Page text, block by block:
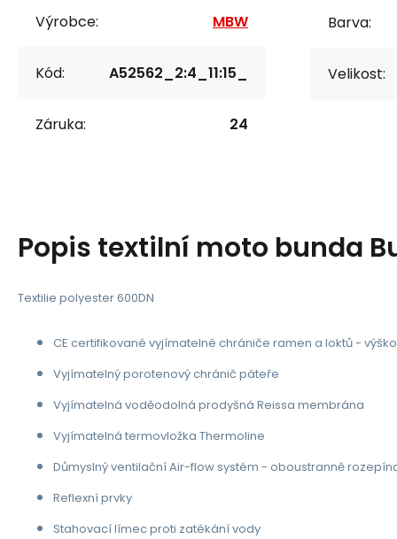
Výrobce: MBW
Kód: A52562_2:4_11:15_
Záruka: 24
Barva:
Velikost:
Popis textilní moto bunda
Textilie polyester 600DN
CE certifikované vyjímatelné chrániče ramen a loktů -
Vyjímatelný porotenový chránič páteře
Vyjímatelná voděodolná prodyšná Reissa membrána
Vyjímatelná termovložka Thermoline
Důmyslný ventilační Air-flow systém - oboustranně
Reflexní prvky
Stahovací límec proti zatékání vody